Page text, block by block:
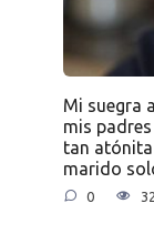
Mi suegra
mis
tan atónita
marido
0 32